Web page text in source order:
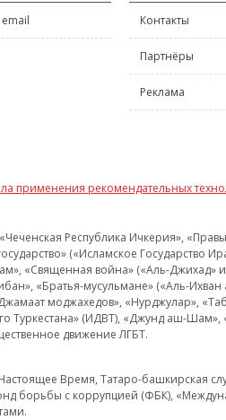
Контакты
Партнёры
Реклама
применения рекомендательных
Республика Ичкерия»,
(«Исламское Государство
«Священная война» («Аль-Джихад»
«Братья-мусульмане» («Аль-Ихван
моджахедов», «Нурджулар»,
Туркестана» (ИДВТ), «Джунд аш-
движение ЛГБТ.
Время, Татаро-башкирская
борьбы с коррупцией (ФБК),